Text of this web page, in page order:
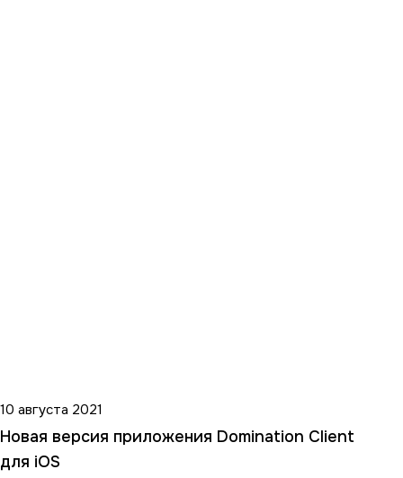
10 августа 2021
Новая версия приложения Domination Client
для iOS